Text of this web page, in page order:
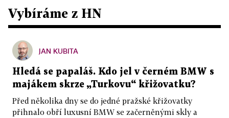
Vybíráme z HN
JAN KUBITA
Hledá se papaláš. Kdo jel v černém BMW s
majákem skrze „Turkovu“ křižovatku?
Před několika dny se do jedné pražské křižovatky
přihnalo obří luxusní BMW se začerněnými skly a